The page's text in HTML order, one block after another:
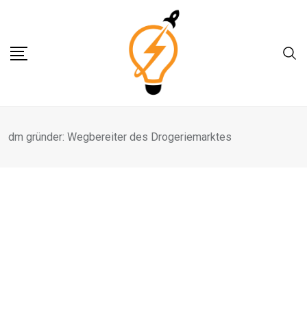
content
dm gründer: Wegbereiter des Drogeriemarktes